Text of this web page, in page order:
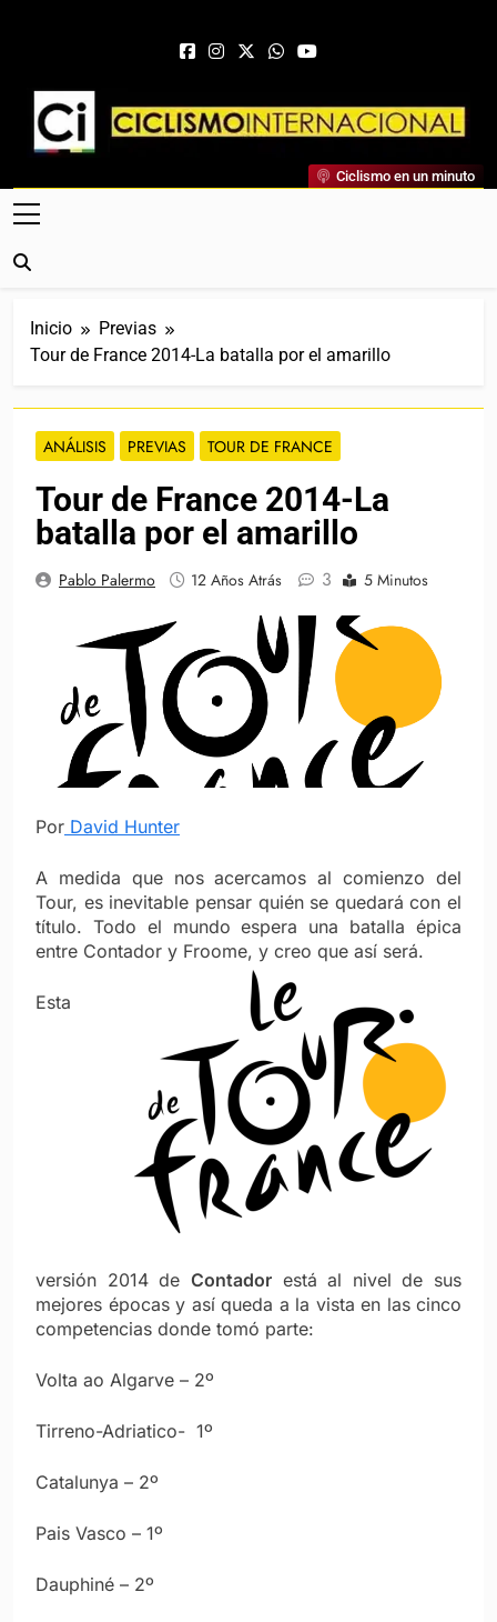
Ciclismo Internacional
Web Dedicada Al Ciclismo Mundial. Entrevistas, Análisis,
Crónicas, Previas Y Más. La Web Ciclista De Referencia.
Ciclismo en un minuto
Inicio
Previas
Tour de France 2014-La batalla por el amarillo
ANÁLISIS PREVIAS TOUR DE FRANCE
Tour de France 2014-La
batalla por el amarillo
Pablo Palermo 12 Años Atrás 3 5 Minutos
Por David Hunter
A medida que nos acercamos al comienzo del
Tour, es inevitable pensar quién se quedará con el
título. Todo el mundo espera una batalla épica
entre Contador y Froome, y creo que así será.
Esta
versión 2014 de Contadorestá al nivel de sus
mejores épocas y así queda a la vista en las cinco
competencias donde tomó parte:
Volta ao Algarve – 2º
Tirreno-Adriatico- 1º
Catalunya – 2º
Pais Vasco – 1º
Dauphiné – 2º